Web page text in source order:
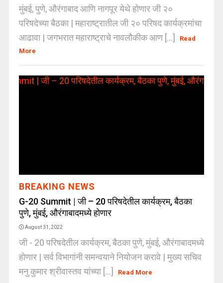
मुंबई, पुणे, औरंगाबाद आणि नागपूर येथे होणार जी २०
परिषदेच्या बैठका | महाराष्ट्रातील जी २० परिषद कार्यक्रमांचा
आढावा | जगभरात महाराष्ट्राचे नावलौकीक आण [...]
Read
More
BREAKING NEWS
G-20 Summit | जी – 20 परिषदेतील कार्यक्रम, बैठका
पुणे, मुंबई, औरंगाबादमध्ये होणार
August 31, 2022
जी - 20 परिषदेतील कार्यक्रम, बैठका पुणे, मुंबई, औरंगाबादमध्ये
होणार | सर्व विभागांनी समन्वयाने नियोजन करावे | मुख्य सचिव
मनु कुमार श्रीवास्तव यांच्या [...]
Read More